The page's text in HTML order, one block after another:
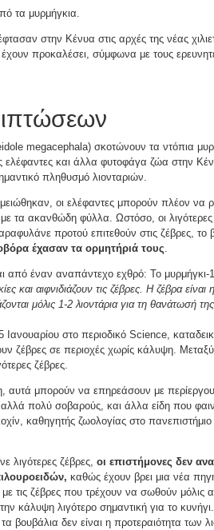
τα μυρμήγκια.
στην Κένυα στις αρχές της νέας
έχουν προκαλέσει, σύμφωνα με τους
megacephala) σκοτώνουν τα ντόπια
και άλλα φυτοφάγα ζώα στην
πληθυσμό λιονταριών.
οι ελέφαντες μπορούν πλέον να
τα ακανθώδη φύλλα. Ωστόσο, οι
προτού επιτεθούν στις ζέβρες, το
έχασαν τα ορμητήριά τους.
και αιφνιδιάζουν τις ζέβρες. Η ζέβρα
μόλις 1-2 λιοντάρια για τη θανάτωσή
Ιανουαρίου στο περιοδικό Science,
ζέβρες σε περιοχές χωρίς κάλυψη.
ζέβρες.
αυτά μπορούν να επηρεάσουν με
πολύ σοβαρούς, και άλλα είδη που
καθηγητής ζωολογίας στο
λιγότερες ζέβρες, οι επιστήμονες δεν
καθώς έχουν βρει μια νέα
τις ζέβρες που τρέχουν να σωθούν μόλις
την κάλυψη λιγότερο σημαντική για το
βουβάλια δεν είναι η προτεραιότητα των